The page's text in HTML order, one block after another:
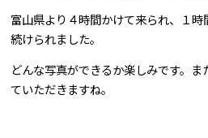
富山県より４時間かけて来られ、１
続けられました。
どんな写真ができるか楽しみです。
ていただきますね。